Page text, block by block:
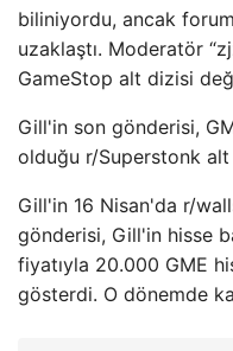
biliniyordu, ancak
uzaklaştı. Moderatör
GameStop alt dizisi
Gill'in son gönderisi,
olduğu r/Superstonk alt
Gill'in 16 Nisan'da r/
gönderisi, Gill'in hisse
fiyatıyla 20.000 GME
gösterdi. O dönemde